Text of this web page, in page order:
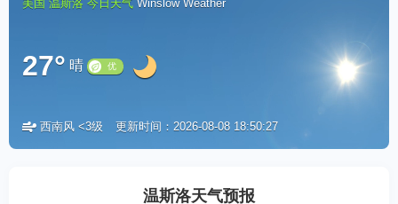
美国 温斯洛 今日天气 Winslow Weather
27° 晴
西南风 <3级 更新时间：2026-08-08 18:50:27
温斯洛天气预报